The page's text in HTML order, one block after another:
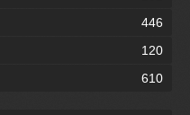
446
120
610